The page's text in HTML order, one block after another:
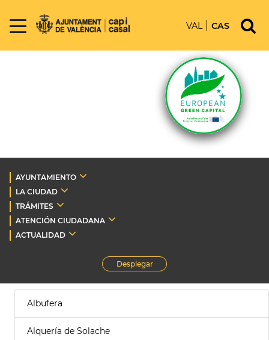
VAL CAS
AYUNTAMIENTO
LA CIUDAD
TRÁMITES
ATENCIÓN CIUDADANA
ACTUALIDAD
Desplegar
Albufera
Alquería de Solache